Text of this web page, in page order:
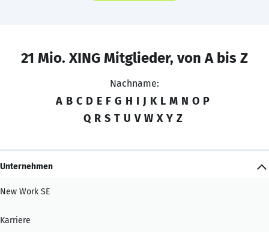
21 Mio. XING Mitglieder, von A bis Z
Nachname:
A B C D E F G H I J K L M N O P
Q R S T U V W X Y Z
Unternehmen
New Work SE
Karriere